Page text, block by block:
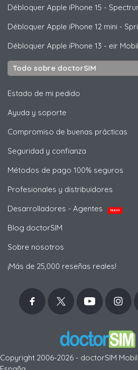
Débloquer Apple iPhone 15 -
Débloquer Apple iPhone 12 mini -
Débloquer Apple iPhone 13 - eir
Todo sobre doctorSIM
Estado de mi pedido
Ayuda y soporte
Compromiso de buenas prácticas
Seguridad y confianza
Métodos de pago 100% seguros
Profesionales y distribuidores
Desarrolladores - Agentes
NUEVO
Blog doctorSIM
Sobre nosotros
¡Más de 25,000 reseñas reales!
Copyright 2006-2026 - doctorSIM